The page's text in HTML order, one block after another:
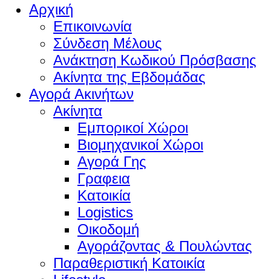
Αρχική
Επικοινωνία
Σύνδεση Μέλους
Ανάκτηση Κωδικού Πρόσβασης
Ακίνητα της Εβδομάδας
Αγορά Ακινήτων
Ακίνητα
Εμπορικοί Χώροι
Βιομηχανικοί Χώροι
Αγορά Γης
Γραφεια
Κατοικία
Logistics
Οικοδομή
Αγοράζοντας & Πουλώντας
Παραθεριστική Κατοικία